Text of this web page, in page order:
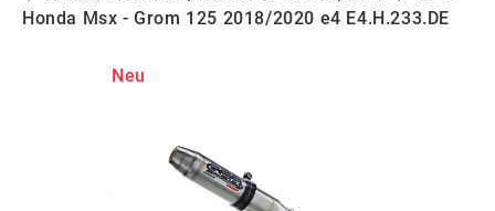
Honda Msx - Grom 125 2018/2020 e4 E4.H.233.DE
Neu